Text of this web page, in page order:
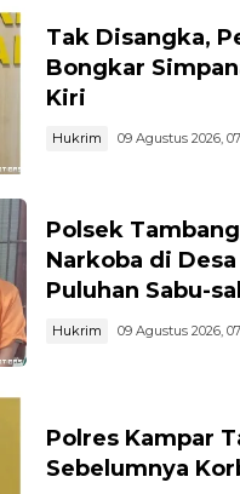
Tak Disangka,
Bongkar
Kiri
Hukrim 09 Agustus 2026,
Polsek
Narkoba di
Puluhan Sabu-
Hukrim 09 Agustus 2026,
Polres Kampar
Sebelumnya